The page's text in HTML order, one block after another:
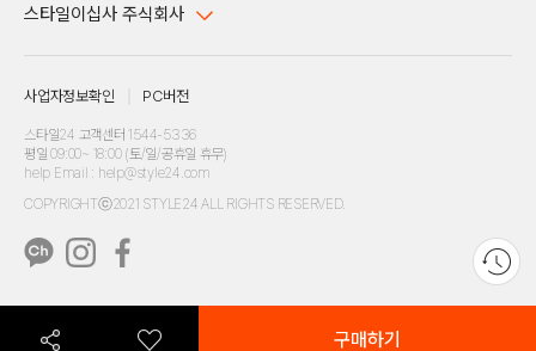
구매하기
스타일이십사 주식회사
주소 : 서울시 강남구 논현로 633, 6층 (논현동, 한세엠케이빌딩)
사업자등록번호 : 116-81-32499
통신판매업신고번호 : 제 2024-서울강남-04239
개인정보보호책임자 : 배기영
고객센터 1544-5336(평일 09:00~ 18:00 토/일/공휴일 휴무)
사업자정보확인 PC버전
스타일24 고객센터 1544-5336
평일 09:00~ 18:00 (토/일/공휴일 휴무)
help Email : help@style24.com
COPYRIGHTⓒ2021 STYLE24 ALL RIGHTS RESERVED.